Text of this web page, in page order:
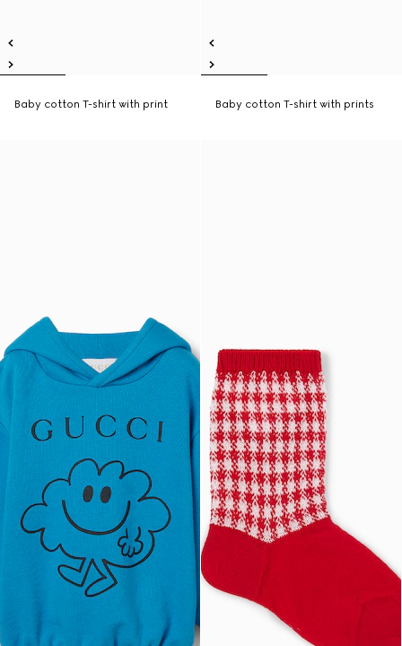
Baby cotton T-shirt with print Baby cotton T-shirt with prints